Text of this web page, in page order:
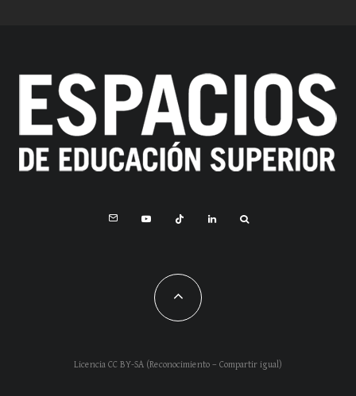
Licencia CC BY-SA (Reconocimiento – Compartir igual)